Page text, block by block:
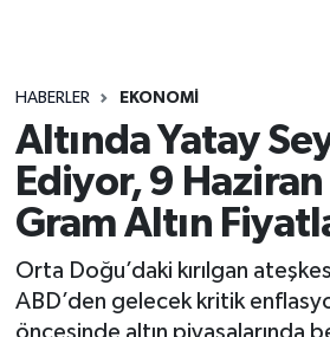
HABERLER EKONOMI
Altında Yatay
Ediyor, 9
Gram Altın
Orta Doğu’daki kırılgan
ABD’den gelecek kritik
öncesinde altın piyasalarında
Süper Lig Puan Durumu ve
Tüm Manşetler
Son Dakika Haberleri
Haber Arşivi